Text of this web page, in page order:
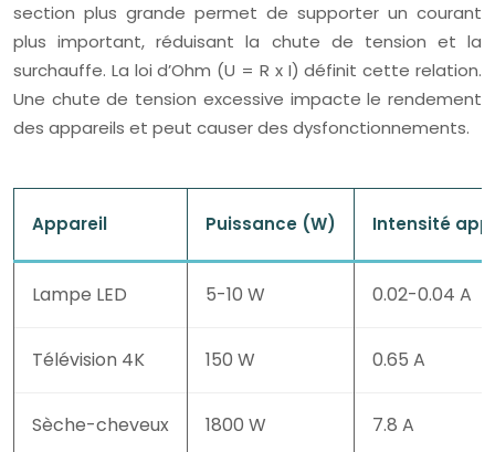
section plus grande permet de supporter un courant
plus important, réduisant la chute de tension et la
surchauffe. La loi d’Ohm (U = R x I) définit cette relation.
Une chute de tension excessive impacte le rendement
des appareils et peut causer des dysfonctionnements.
Appareil Puissance (W) Intensité
Lampe LED 5-10 W 0.02-0.04 A
Télévision 4K 150 W 0.65 A
Sèche-cheveux 1800 W 7.8 A